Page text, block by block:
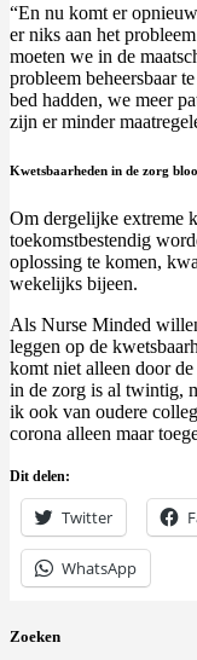
“En nu komt er
er niks aan het
moeten we in de
probleem beheersbaar
bed hadden, we meer
zijn er minder
Kwetsbaarheden in de zorg
Om dergelijke extreme
toekomstbestendig
oplossing te komen,
wekelijks bijeen.
Als Nurse Minded
leggen op de
komt niet alleen door
in de zorg is al twintig,
ik ook van oudere
corona alleen maar
Dit delen:
Twitter
WhatsApp
Zoeken